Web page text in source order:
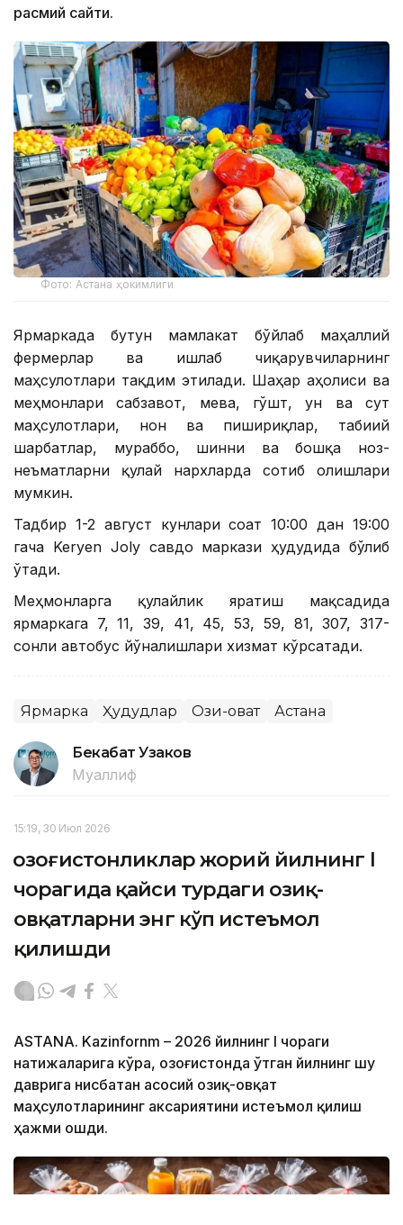
расмий сайти.
Фото: Астана ҳокимлиги
Ярмаркада бутун мамлакат бўйлаб маҳаллий
фермерлар ва ишлаб чиқарувчиларнинг
маҳсулотлари тақдим этилади. Шаҳар аҳолиси ва
меҳмонлари сабзавот, мева, гўшт, ун ва сут
маҳсулотлари, нон ва пишириқлар, табиий
шарбатлар, мураббо, шинни ва бошқа ноз-
неъматларни қулай нархларда сотиб олишлари
мумкин.
Тадбир 1-2 август кунлари соат 10:00 дан 19:00
гача Keryen Joly савдо маркази ҳудудида бўлиб
ўтади.
Меҳмонларга қулайлик яратиш мақсадида
ярмаркага 7, 11, 39, 41, 45, 53, 59, 81, 307, 317-
сонли автобус йўналишлари хизмат кўрсатади.
Ярмарка Ҳудудлар Озиқ-овқат Астана
Бекабат Узаков
Муаллиф
15:19, 30 Июл 2026
Қозоғистонликлар жорий йилнинг I
чорагида қайси турдаги озиқ-
овқатларни энг кўп истеъмол
қилишди
ASTANА. Kazinfornm – 2026 йилнинг I чораги
натижаларига кўра, Қозоғистонда ўтган йилнинг шу
даврига нисбатан асосий озиқ-овқат
маҳсулотларининг аксариятини истеъмол қилиш
ҳажми ошди.